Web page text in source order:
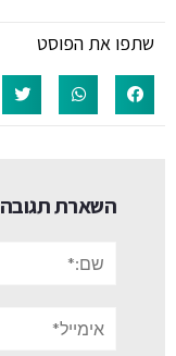
שתפו את הפוסט
השארת תגובה